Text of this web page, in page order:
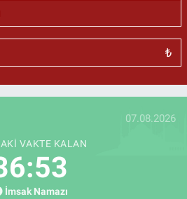
₺
07.08.2026
VAKTE KALAN
İmsak Namazı